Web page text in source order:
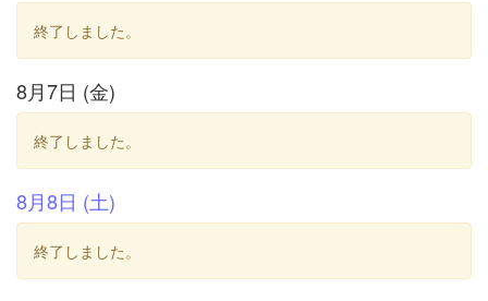
終了しました。
8月7日 (金)
終了しました。
8月8日 (土)
終了しました。